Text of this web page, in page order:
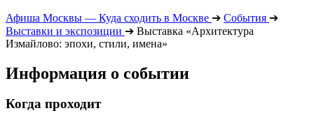
Афиша Москвы — Куда сходить в Москве ➔ События ➔
Выставки и экспозиции ➔ Выставка «Архитектура
Измайлово: эпохи, стили, имена»
Информация о событии
Когда проходит